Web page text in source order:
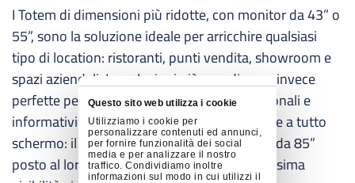
Questo sito web utilizza i cookie
Utilizziamo i cookie per
personalizzare contenuti ed annunci,
per fornire funzionalità dei social
media e per analizzare il nostro
traffico. Condividiamo inoltre
informazioni sul modo in cui utilizzi il
I Totem di dimensioni più ridotte, con monitor da 43” o
55”, sono la soluzione ideale per arricchire qualsiasi
tipo di location: ristoranti, punti vendita, showroom e
spazi aziendali. Le soluzioni più grandi sono invece
perfette per trasmettere contenuti promozionali e
informativi con un’innovativa comunicazione a tutto
schermo: il display Samsung Smart Signage da 85”
posto al loro interno assicura sempre la massima